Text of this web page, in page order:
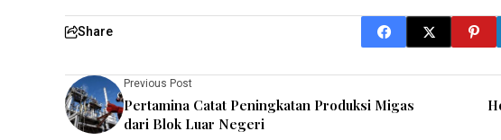
Share
Previous Post
Pertamina Catat Peningkatan Produksi Migas
dari Blok Luar Negeri